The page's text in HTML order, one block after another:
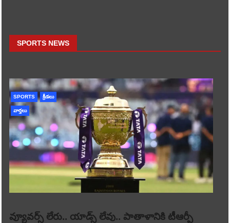
SPORTS NEWS
SPORTS క్రీడలు
వార్తలు
వ్యూవర్స్ లేరు.. యాడ్స్ లేవు.. పాతాళానికి టీఆర్పీ